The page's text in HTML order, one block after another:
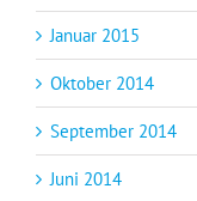
Januar 2015
Oktober 2014
September 2014
Juni 2014